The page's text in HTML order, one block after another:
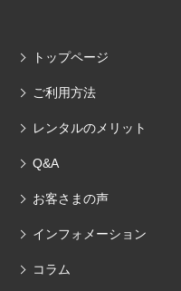
トップページ
ご利用方法
レンタルのメリット
Q&A
お客さまの声
インフォメーション
コラム